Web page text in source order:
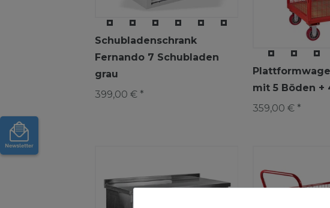
Schubladenschrank
Fernando 7 Schubladen
grau
399,00 € *
mit 5 Böden +
359,00 € *